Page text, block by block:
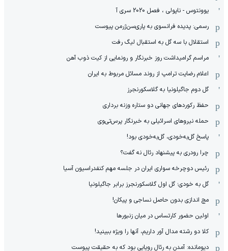
یوونتوس - ناپولی ، فصل 2020 سری آ
رسمی: پدیده فرانسوی به پاری‌سن‌ژرمن پیوست
استقلال با سه گل به استقبال لیگ رفت
مراسم گرامیداشت روز خبرنگار و رونمایی از کیت ذوب آهن
اعلام رضایت ترامپ از روند مسائل مربوط به ایران
گل دوم جاگیلونیا به گلاسکورنجرز
حفظ رکوردهای جهانی دو ستاره وزنه برداری
حمله نیروهای اسرائیلی به خبرنگار پرس‌تی‌وی
پاسخ گل‌به‌خودی، گل‌به‌خودی بود!
چرا رودری به پیشنهاد رئال نه گفت؟
رئیس دوچرخه سواری ایران در جلسه مهم کنفدراسیون آسیا
گل به خودی؛ گل اول گلاسکورنجرز برابر جاگیلونیا
مچ اندازی بدون حاصل نساجی و پیکان!
اولین حضور کارتساس در میان زنبورها
کلا دو‌ رشته مدال آور داریم، آنها را ویژه ببینید!
دیومانده: آمدن به رئال رویایی بود که به حقیقت پیوست